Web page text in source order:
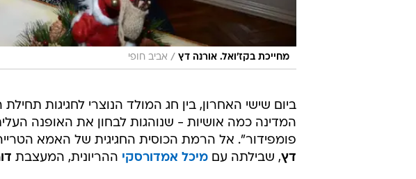
מחייכת בקז'ואל. אורנה דץ / אביב חופי
ביום שישי האחרון, בין חג המולד הנוצרי לחגיגות
המדינה כמה אושיות - שנוהגות לבחון את האופנה
פומפידור". אל הרמת הכוסית החגיגית של האמא
דץ, שבילתה עם מיכל אמדורסקי ההריונית, המעצבת